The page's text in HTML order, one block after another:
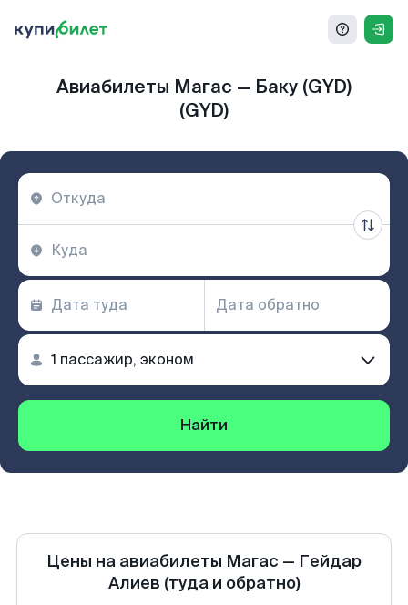
Авиабилеты Магас — Баку (GYD)
(GYD)
Найти
Цены на авиабилеты Магас — Гейдар
Алиев (туда и обратно)